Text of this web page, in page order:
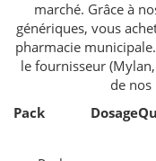
marché. Grâce à
génériques, vous
pharmacie
le fournisseur
de
Pack
Dosage